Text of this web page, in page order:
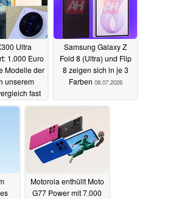
Ultra
1.000 Euro
Modelle der
unserem
fast
gut09.07.2026
Samsung Galaxy Z
Fold 8 (Ultra) und Flip
8 zeigen sich in je 3
Farben 08.07.2026
Motorola enthüllt Moto
G77 Power mit 7.000